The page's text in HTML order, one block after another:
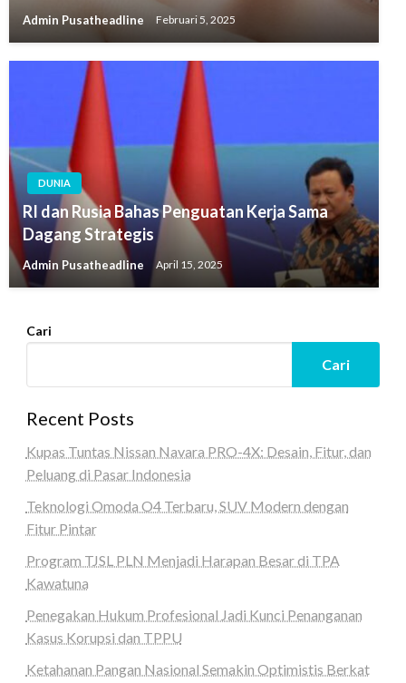
Admin Pusatheadline Februari 5, 2025
DUNIA
RI dan Rusia Bahas Penguatan Kerja Sama
Dagang Strategis
Admin Pusatheadline April 15, 2025
Cari
Cari
Recent Posts
Kupas Tuntas Nissan Navara PRO-4X: Desain, Fitur, dan
Peluang di Pasar Indonesia
Teknologi Omoda O4 Terbaru, SUV Modern dengan
Fitur Pintar
Program TJSL PLN Menjadi Harapan Besar di TPA
Kawatuna
Penegakan Hukum Profesional Jadi Kunci Penanganan
Kasus Korupsi dan TPPU
Ketahanan Pangan Nasional Semakin Optimistis Berkat